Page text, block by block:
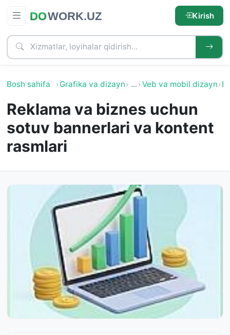
Kirish
Bosh sahifa Grafika va dizayn … Veb va mobil dizayn
Reklama va biznes uchun
sotuv bannerlari va kontent
rasmlari